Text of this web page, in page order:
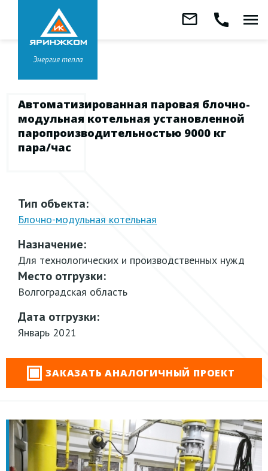
Заказать
Звонок бесплатный
8 800 333-99-01
Головной офис вЯрославле
+7 (4852) 67-96-00
Энергия тепла
mail_outline call menu
Автоматизированная паровая блочно-
модульная котельная установленной
паропроизводительностью 9000 кг
пара/час
Тип объекта:
Блочно-модульная котельная
Назначение:
Для технологических и производственных нужд
Место отгрузки:
Волгоградская область
Дата отгрузки:
Январь 2021
ЗАКАЗАТЬ АНАЛОГИЧНЫЙ ПРОЕКТ